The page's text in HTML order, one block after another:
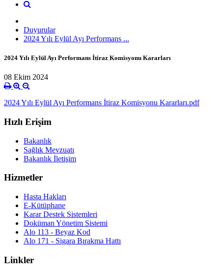
Duyurular
2024 Yılı Eylül Ayı Performans ...
2024 Yılı Eylül Ayı Performans İtiraz Komisyonu Kararları
08 Ekim 2024
2024 Yılı Eylül Ayı Performans İtiraz Komisyonu Kararları.pdf
Hızlı Erişim
Bakanlık
Sağlık Mevzuatı
Bakanlık İletişim
Hizmetler
Hasta Hakları
E-Kütüphane
Karar Destek Sistemleri
Doküman Yönetim Sistemi
Alo 113 - Beyaz Kod
Alo 171 - Sigara Bırakma Hattı
Linkler